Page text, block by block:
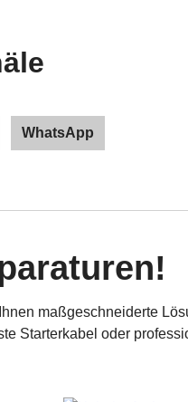
WhatsApp
maßgeschneiderte
Starterkabel oder